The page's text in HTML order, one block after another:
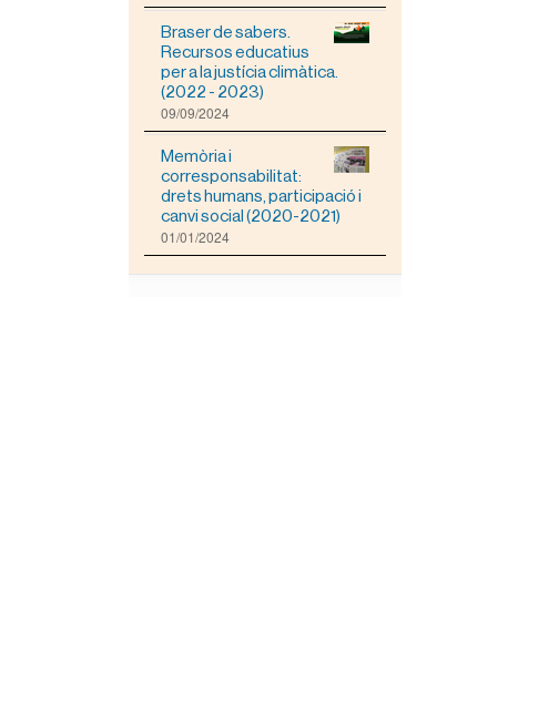
Braser de sabers.
Recursos educatius
per a la justícia climàtica.
(2022 - 2023)
09/09/2024
Memòria i
corresponsabilitat:
drets humans, participació i
canvi social (2020-2021)
01/01/2024